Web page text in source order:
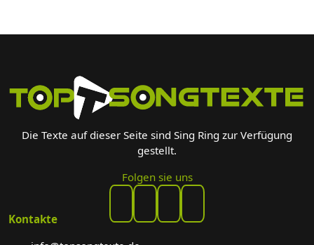
Die Texte auf dieser Seite sind Sing Ring zur Verfügung
gestellt.
Folgen sie uns
Kontakte